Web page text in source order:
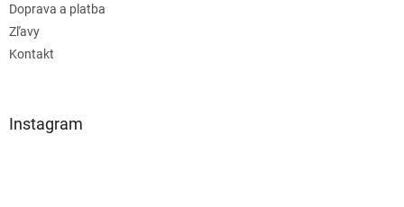
Doprava a platba
Zľavy
Kontakt
Instagram